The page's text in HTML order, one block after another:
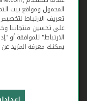
بيت التمويل
شروط وأحكام
المحمول ومواقع بيت
تعريف الارتباط
على تحسين منتجاتنا
الارتباط" للموافقة أو
يمكنك معرفة المزيد عن